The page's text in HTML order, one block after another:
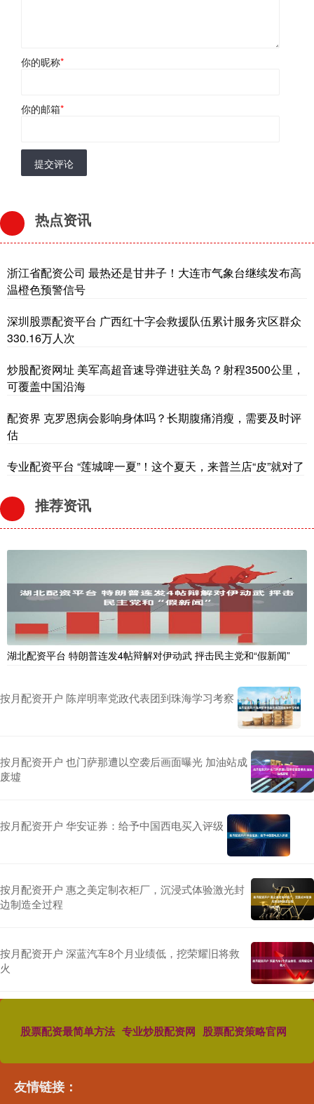
你的昵称*
你的邮箱*
提交评论
热点资讯
浙江省配资公司 最热还是甘井子！大连市气象台继续发布高
温橙色预警信号
深圳股票配资平台 广西红十字会救援队伍累计服务灾区群众
330.16万人次
炒股配资网址 美军高超音速导弹进驻关岛？射程3500公里，
可覆盖中国沿海
配资界 克罗恩病会影响身体吗？长期腹痛消瘦，需要及时评
估
专业配资平台 “莲城啤一夏”！这个夏天，来普兰店“皮”就对了
推荐资讯
湖北配资平台 特朗普连发4帖辩解对伊动武 抨击民主党和“假新闻”
按月配资开户 陈岸明率党政代表团到珠海学习考察
按月配资开户 也门萨那遭以空袭后画面曝光 加油站成
废墟
按月配资开户 华安证券：给予中国西电买入评级
按月配资开户 惠之美定制衣柜厂，沉浸式体验激光封
边制造全过程
按月配资开户 深蓝汽车8个月业绩低，挖荣耀旧将救
火
股票配资最简单方法 专业炒股配资网 股票配资策略官网
友情链接：